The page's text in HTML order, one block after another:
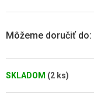
SKLADOM (2 ks)
Môžeme doručiť do: